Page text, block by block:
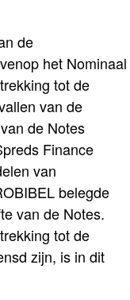
de
het Nominaal
tot de
van de
de Notes
Finance
van
belegde
van de Notes.
tot de
zijn, is in dit